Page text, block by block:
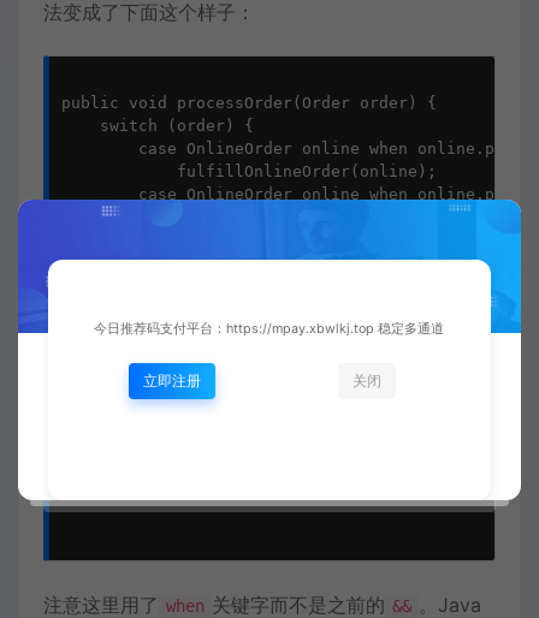
法变成了下面这个样子：
public void processOrder(Order order) {
    switch (order) {
case OnlineOrder online when
            fulfillOnlineOrder(online);
case OnlineOrder online when
            remindPayment(online);
            cancelOnlineOrder(online);
case OfflineOrder offline when
case PreOrder pre when
            scheduleProduction(pre);
注意这里用了 when 关键字而不是之前的 && 。Java
今日推荐码支付平台：https://mpay.xbwlkj.top 稳定多通道
立即注册 关闭